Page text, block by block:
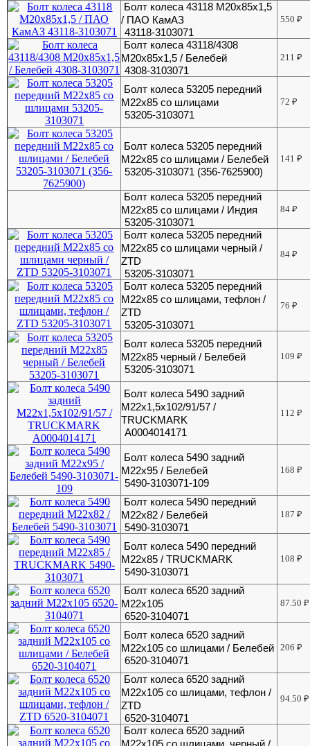
Болт колеса 43118 М20х85х1,5
/ ПАО КамАЗ
43118-3103071
550₽
Болт колеса 43118/4308
М20х85х1,5 / Белебей
4308-3103071
211₽
Болт колеса 53205 передний
М22х85 со шлицами
53205-3103071
72₽
Болт колеса 53205 передний
М22х85 со шлицами / Белебей
53205-3103071 (356-7625900)
141₽
Болт колеса 53205 передний
М22х85 со шлицами / Индия
53205-3103071
84₽
Болт колеса 53205 передний
М22х85 со шлицами черный /
ZTD
53205-3103071
84₽
Болт колеса 53205 передний
М22х85 со шлицами, тефлон /
ZTD
53205-3103071
76₽
Болт колеса 53205 передний
М22х85 черный / Белебей
53205-3103071
109₽
Болт колеса 5490 задний
М22х1,5х102/91/57 /
TRUCKMARK
A0004014171
112₽
Болт колеса 5490 задний
М22х95 / Белебей
5490-3103071-109
168₽
Болт колеса 5490 передний
М22х82 / Белебей
5490-3103071
187₽
Болт колеса 5490 передний
М22х85 / TRUCKMARK
5490-3103071
108₽
Болт колеса 6520 задний
М22х105
6520-3104071
87.50₽
Болт колеса 6520 задний
М22х105 со шлицами / Белебей
6520-3104071
206₽
Болт колеса 6520 задний
М22х105 со шлицами, тефлон /
ZTD
6520-3104071
94.50₽
Болт колеса 6520 задний